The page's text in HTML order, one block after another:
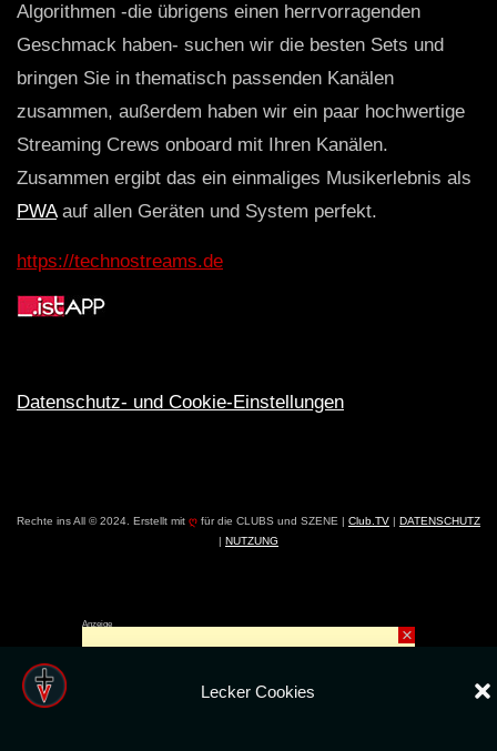
Lecker Cookies
Algorithmen -die übrigens einen herrvorragenden
Geschmack haben- suchen wir die besten Sets und
bringen Sie in thematisch passenden Kanälen
zusammen, außerdem haben wir ein paar hochwertige
Streaming Crews onboard mit Ihren Kanälen.
Zusammen ergibt das ein einmaliges Musikerlebnis als
PWAauf allen Geräten und System perfekt.
https://technostreams.de
Datenschutz- und Cookie-Einstellungen
Rechte ins All © 2024. Erstellt mit ღ für die CLUBS und SZENE | Club.TV | DATENSCHUTZ
| NUTZUNG
Anzeige
×